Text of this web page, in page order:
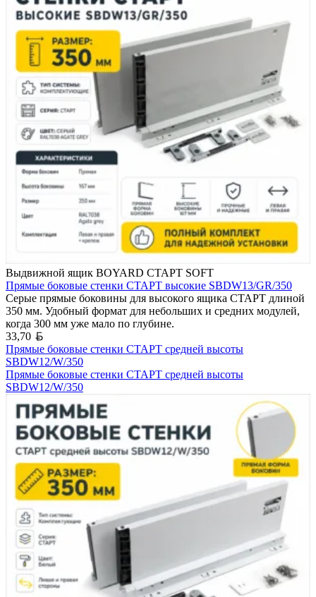
Выдвижной ящик BOYARD СТАРТ SOFT
Прямые боковые стенки СТАРТ высокие SBDW13/GR/350
Серые прямые боковины для высокого ящика СТАРТ длиной
350 мм. Удобный формат для небольших и средних модулей,
когда 300 мм уже мало по глубине.
33,70
Прямые боковые стенки СТАРТ средней высоты
SBDW12/W/350
Прямые боковые стенки СТАРТ средней высоты
SBDW12/W/350